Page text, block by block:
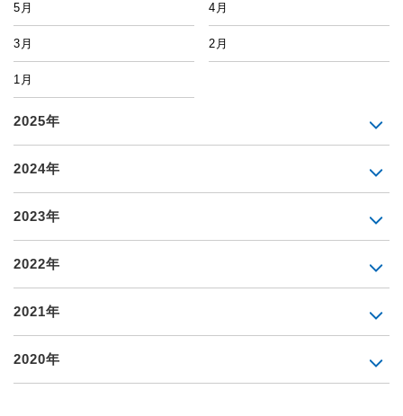
5月 4月
3月 2月
1月
2025年
2024年
2023年
2022年
2021年
2020年